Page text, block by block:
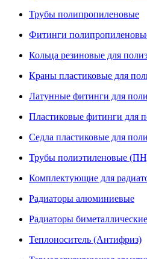
Трубы полипропиленовые
Фитинги
Кольца резиновые для
Краны пластиковые для
Латунные фитинги для
Пластиковые фитинги для
Седла пластиковые для
Трубы полиэтиленовые
Комплектующие для
Радиаторы алюминиевые
Радиаторы биметаллические
Теплоноситель (Антифриз)